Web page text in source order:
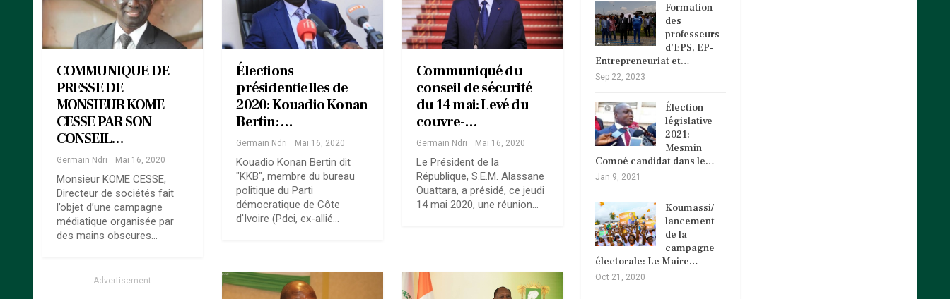
COMMUNIQUE DE
PRESSE DE
MONSIEUR KOME
CESSE PAR SON
CONSEIL…
Germain Ndri Mai 16, 2020
Monsieur KOME CESSE,
Directeur de sociétés fait
l’objet d’une campagne
médiatique organisée par
des mains obscures…
Élections
présidentielles de
2020: Kouadio Konan
Bertin: …
Germain Ndri Mai 16, 2020
Kouadio Konan Bertin dit
"KKB", membre du bureau
politique du Parti
démocratique de Côte
d'Ivoire (Pdci, ex-allié…
Communiqué du
conseil de sécurité
du 14 mai: Levé du
couvre-…
Germain Ndri Mai 16, 2020
Le Président de la
République, S.E.M. Alassane
Ouattara, a présidé, ce jeudi
14 mai 2020, une réunion…
- Advertisement -
Formation
des
professeurs
d’EPS, EP-
Entrepreneuriat et…
Sep 22, 2023
Élection
législative
2021:
Mesmin
Comoé candidat dans le…
Jan 9, 2021
Koumassi/
lancement
de la
campagne
électorale: Le Maire…
Oct 21, 2020